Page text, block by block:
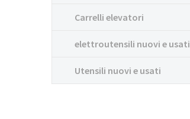
Carrelli elevatori
elettroutensili nuovi e usati
Utensili nuovi e usati